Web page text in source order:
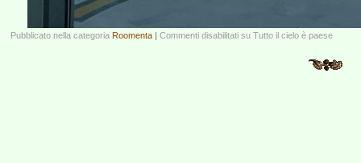
Pubblicato nella categoria Roomenta | Commenti disabilitati su Tutto il cielo è paese